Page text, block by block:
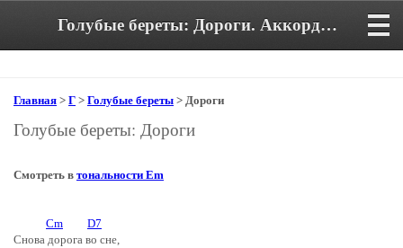
Голубые береты: Дороги. Аккорды и текст песни
Главная > Г > Голубые береты > Дороги
Голубые береты: Дороги
Смотреть в тональности Em
Cm
D7
Снова дорога во сне,